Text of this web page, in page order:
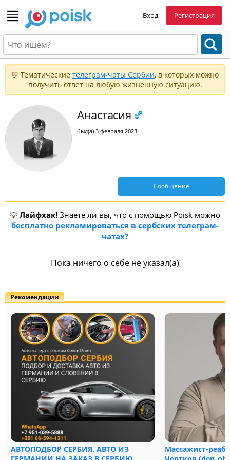
Вход Регистрация
💬 Тематические телеграм-чаты Сербии, в которых можно
получить ответ на любую жизненную ситуацию.
Анастасия
был(а) 3 февраля 2023
Сообщение
💡 Лайфхак! Знаете ли вы, что с помощью Poisk можно
бесплатно рекламироваться в сербских телеграм-
чатах?
Пока ничего о себе не указал(а)
Рекомендации
АВТОПОДБОР СЕРБИЯ. АВТО ИЗ
Массажист-